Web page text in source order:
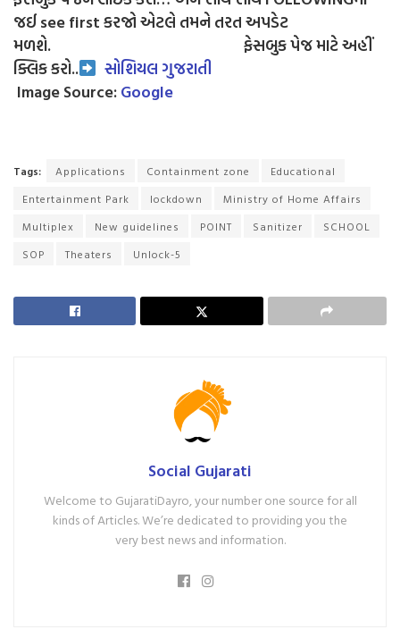
જઈ see first કરજો એટલે તમને તરત અપડેટ
મળશે. ફેસબુક પેજ માટે અહીં
ક્લિક કરો..
સોશિયલ ગુજરાતી
Image Source:Google
Tags: Applications Containment zone
Educational
Entertainment Park
lockdown
Ministry of Home Affairs
Multiplex
New guidelines POINT Sanitizer
SCHOOL
SOP
Theaters Unlock-5
Social Gujarati
Welcome to GujaratiDayro, your number one source for all
kinds of Articles. We’re dedicated to providing you the
very best news and information.